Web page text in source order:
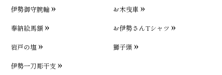
伊勢御守腕輪
お木曳車
奉納絵馬額
お伊勢さんTシャツ
岩戸の塩
獅子頭
伊勢一刀彫干支